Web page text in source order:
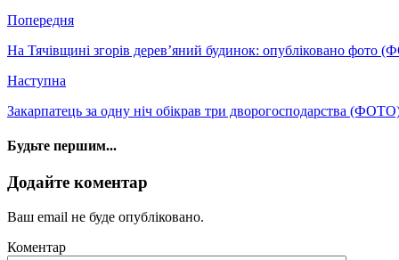
Попередня
На Тячівщині згорів дерев’яний будинок: опубліковано фото
Наступна
Закарпатець за одну ніч обікрав три дворогосподарства
Будьте першим...
Додайте коментар
Ваш email не буде опубліковано.
Коментар